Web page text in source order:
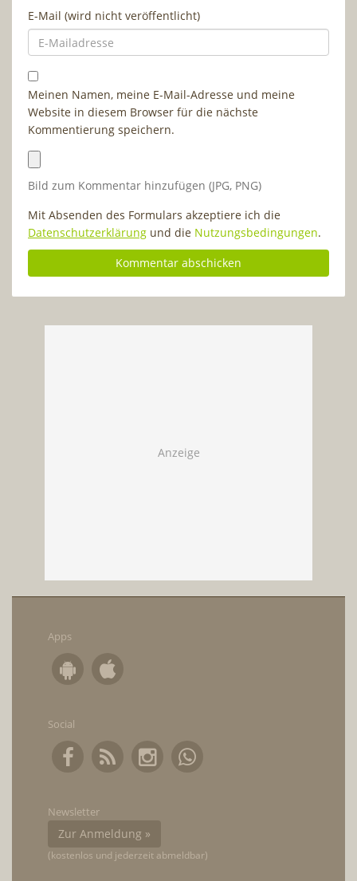
E-Mail (wird nicht veröffentlicht)
Meinen Namen, meine E-Mail-Adresse und meine
Website in diesem Browser für die nächste
Kommentierung speichern.
Bild zum Kommentar hinzufügen (JPG, PNG)
Mit Absenden des Formulars akzeptiere ich die
Datenschutzerklärung und die Nutzungsbedingungen.
Apps
Social
Newsletter
Zur Anmeldung »
(kostenlos und jederzeit abmeldbar)